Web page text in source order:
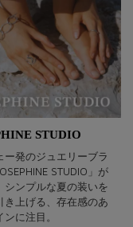
STUDIO
ー発のジュエリーブラ
STUDIO」が
シンプルな夏の装いを
き上げる、存在感のあ
に注目。